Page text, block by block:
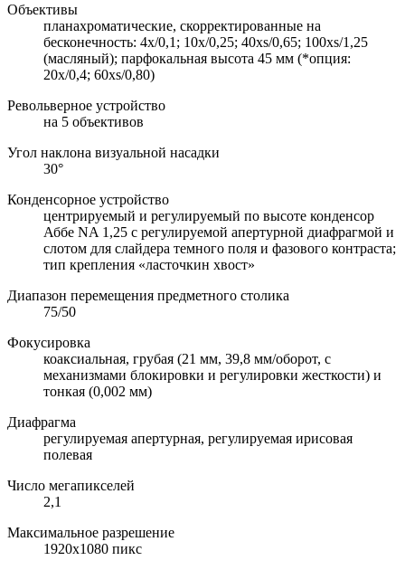
Объективы
планахроматические, скорректированные на
бесконечность: 4x/0,1; 10x/0,25; 40xs/0,65; 100xs/1,25
(масляный); парфокальная высота 45 мм (*опция:
20х/0,4; 60хs/0,80)
Револьверное устройство
на 5 объективов
Угол наклона визуальной насадки
30°
Конденсорное устройство
центрируемый и регулируемый по высоте конденсор
Аббе NA 1,25 с регулируемой апертурной диафрагмой и
слотом для слайдера темного поля и фазового контраста;
тип крепления «ласточкин хвост»
Диапазон перемещения предметного столика
75/50
Фокусировка
коаксиальная, грубая (21 мм, 39,8 мм/оборот, с
механизмами блокировки и регулировки жесткости) и
тонкая (0,002 мм)
Диафрагма
регулируемая апертурная, регулируемая ирисовая
полевая
Число мегапикселей
2,1
Максимальное разрешение
1920x1080 пикс